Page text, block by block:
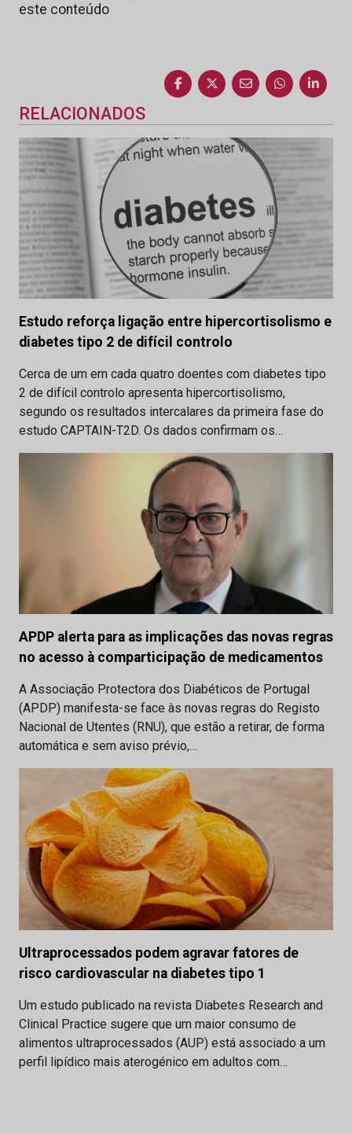
este conteúdo
RELACIONADOS
Estudo reforça ligação entre hipercortisolismo e
diabetes tipo 2 de difícil controlo
Cerca de um em cada quatro doentes com diabetes tipo
2 de difícil controlo apresenta hipercortisolismo,
segundo os resultados intercalares da primeira fase do
estudo CAPTAIN-T2D. Os dados confirmam os…
APDP alerta para as implicações das novas regras
no acesso à comparticipação de medicamentos
A Associação Protectora dos Diabéticos de Portugal
(APDP) manifesta-se face às novas regras do Registo
Nacional de Utentes (RNU), que estão a retirar, de forma
automática e sem aviso prévio,…
Ultraprocessados podem agravar fatores de
risco cardiovascular na diabetes tipo 1
Um estudo publicado na revista Diabetes Research and
Clinical Practice sugere que um maior consumo de
alimentos ultraprocessados (AUP) está associado a um
perfil lipídico mais aterogénico em adultos com…